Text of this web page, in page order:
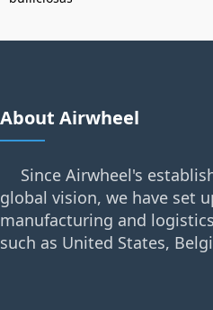
About Airwheel
Since Airwheel's
global vision, we have set
manufacturing and
such as United States,